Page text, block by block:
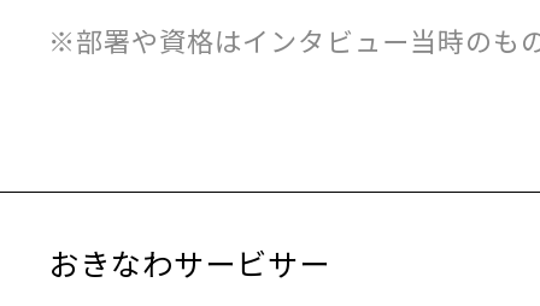
※部署や資格はインタビュー当時のも
おきなわサービサー